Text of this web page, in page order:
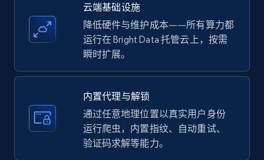
Amazon products - find products by using
upc numbers
price, Currency, Availability, Reviews count, and
more.
5.7K+
云端基础设施
降低硬件与维护成本——所有算力都
运行在 Bright Data 托管云上，按需
瞬时扩展。
内置代理与解锁
通过任意地理位置以真实用户身份
运行爬虫，内置指纹、自动重试、
验证码求解等能力。